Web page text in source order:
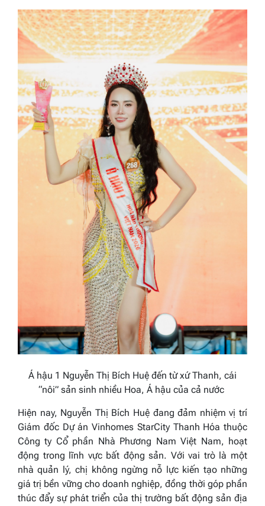
Á hậu 1 Nguyễn Thị Bích Huệ đến từ xứ Thanh, cái
“nôi” sản sinh nhiều Hoa, Á hậu của cả nước
Hiện nay, Nguyễn Thị Bích Huệ đang đảm nhiệm vị trí
Giám đốc Dự án Vinhomes StarCity Thanh Hóa thuộc
Công ty Cổ phần Nhà Phương Nam Việt Nam, hoạt
động trong lĩnh vực bất động sản. Với vai trò là một
nhà quản lý, chị không ngừng nỗ lực kiến tạo những
giá trị bền vững cho doanh nghiệp, đồng thời góp phần
thúc đẩy sự phát triển của thị trường bất động sản địa